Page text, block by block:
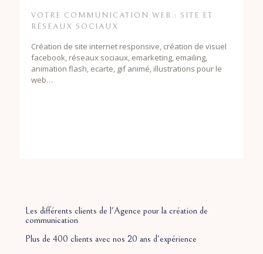
VOTRE COMMUNICATION WEB : SITE ET
RÉSEAUX SOCIAUX
Création de site internet responsive, création de visuel
facebook, réseaux sociaux, emarketing, emailing,
animation flash, ecarte, gif animé, illustrations pour le
web…
Les différents clients de l'Agence pour la création de
communication
Plus de 400 clients avec nos 20 ans d'expérience